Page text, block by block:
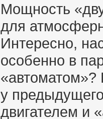
Мощность
для
Интересно,
особенно в
«автоматом»?
у
двигателем и